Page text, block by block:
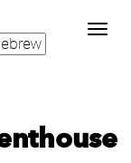
Toggle
navigation